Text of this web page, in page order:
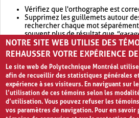
Vérifiez que l'orthographe est
Supprimez les guillemets autour
rechercher chaque mot
souvent plus de résultat que
Envisagez d'élargir votre recherche
retournera souvent plus de
NOTRE SITE WEB UTILISE DES
REHAUSSER VOTRE EXPÉRIENCE
Le site web de Polytechnique Montréal
afin de recueillir des statistiques générales
expérience à ses visiteurs. En naviguant sur
l’utilisation de ces témoins selon les
d’utilisation. Vous pouvez refuser les
vos paramètres de navigation. Pour en savoir